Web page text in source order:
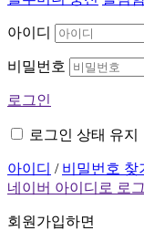
아이디
비밀번호
로그인
로그인 상태 유지
아이디 / 비밀번호 찾
네이버 아이디로 로
회원가입하면